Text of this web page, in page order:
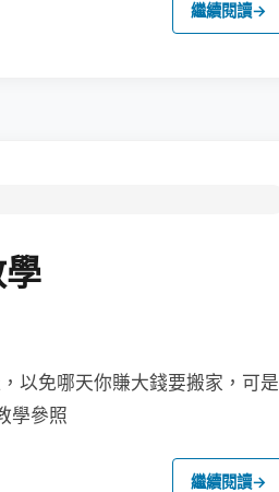
繼續閱讀→
以免哪天你賺大錢要搬家，可是
學參照
繼續閱讀→